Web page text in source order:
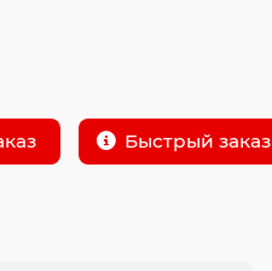
Быстрый заказ